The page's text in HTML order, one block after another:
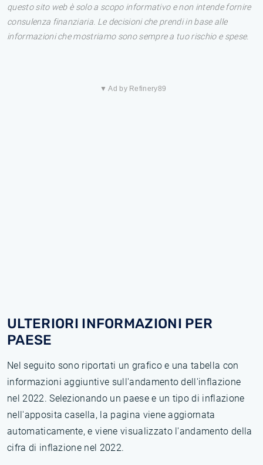
questo sito web è solo a scopo informativo e non intende fornire
consulenza finanziaria. Le decisioni che prendi in base alle
informazioni che mostriamo sono sempre a tuo rischio e spese.
▼ Ad by Refinery89
ULTERIORI INFORMAZIONI PER
PAESE
Nel seguito sono riportati un grafico e una tabella con
informazioni aggiuntive sull'andamento dell'inflazione
nel 2022. Selezionando un paese e un tipo di inflazione
nell'apposita casella, la pagina viene aggiornata
automaticamente, e viene visualizzato l'andamento della
cifra di inflazione nel 2022.